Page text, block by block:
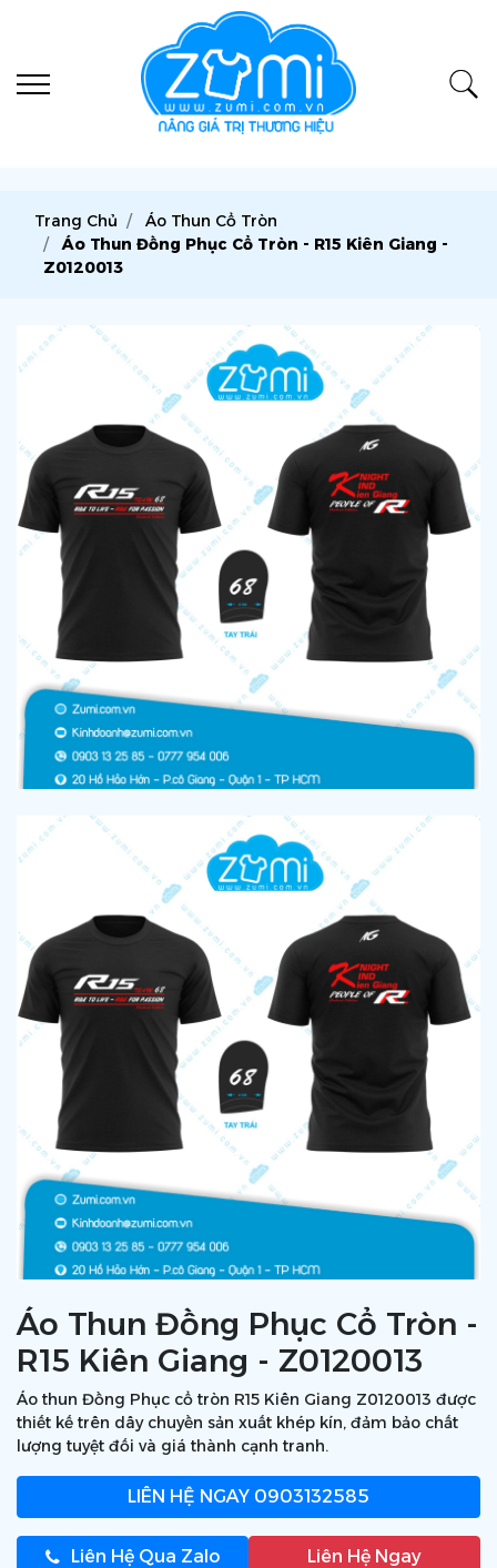
Trang Chủ
Áo Thun Cổ Tròn
Áo Thun Đồng Phục Cổ Tròn - R15 Kiên Giang -
Z0120013
Áo Thun Đồng Phục Cổ Tròn -
R15 Kiên Giang - Z0120013
Áo thun Đồng Phục cổ tròn R15 Kiên Giang Z0120013 được
thiết kế trên dây chuyền sản xuất khép kín, đảm bảo chất
lượng tuyệt đối và giá thành cạnh tranh.
LIÊN HỆ NGAY 0903132585
Liên Hệ Qua Zalo Liên Hệ Ngay